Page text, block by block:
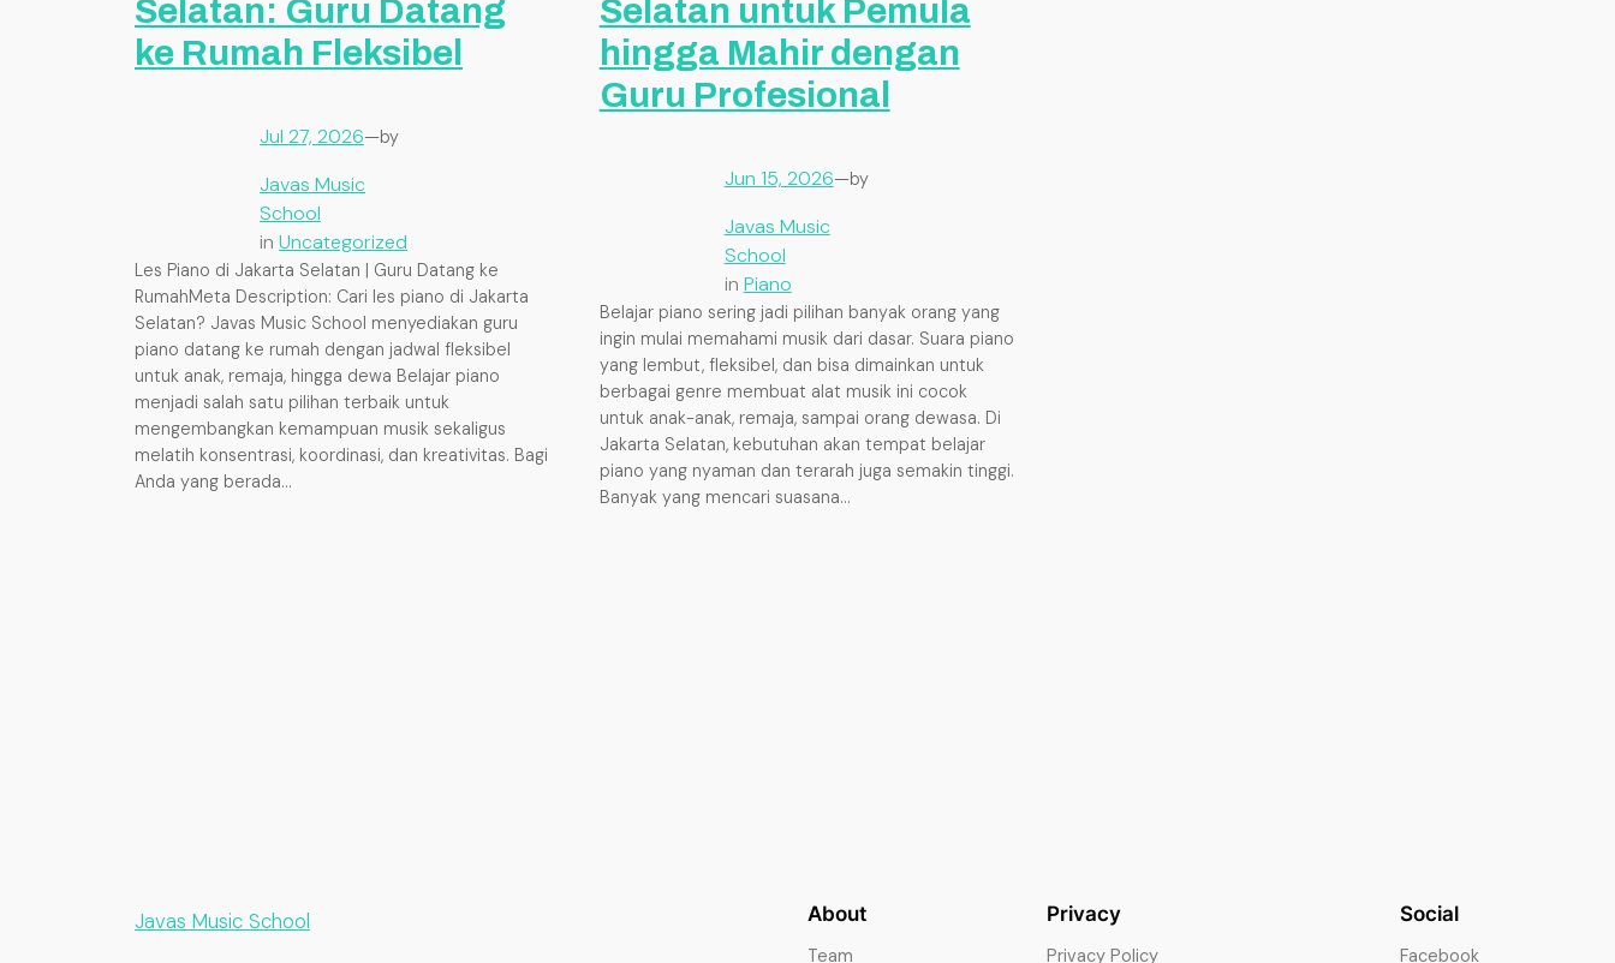
Selatan: Guru Datang
ke Rumah Fleksibel
Jul 27, 2026—by
Javas Music
School
in Uncategorized
Les Piano di Jakarta Selatan | Guru Datang ke
RumahMeta Description: Cari les piano di Jakarta
Selatan? Javas Music School menyediakan guru
piano datang ke rumah dengan jadwal fleksibel
untuk anak, remaja, hingga dewa Belajar piano
menjadi salah satu pilihan terbaik untuk
mengembangkan kemampuan musik sekaligus
melatih konsentrasi, koordinasi, dan kreativitas. Bagi
Anda yang berada…
Selatan untuk Pemula
hingga Mahir dengan
Guru Profesional
Jun 15, 2026—by
Javas Music
School
in Piano
Belajar piano sering jadi pilihan banyak orang yang
ingin mulai memahami musik dari dasar. Suara piano
yang lembut, fleksibel, dan bisa dimainkan untuk
berbagai genre membuat alat musik ini cocok
untuk anak-anak, remaja, sampai orang dewasa. Di
Jakarta Selatan, kebutuhan akan tempat belajar
piano yang nyaman dan terarah juga semakin tinggi.
Banyak yang mencari suasana…
Javas Music School About
Team
Privacy
Privacy Policy
Social
Facebook